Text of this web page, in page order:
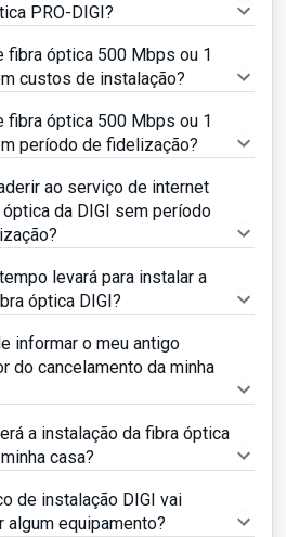
PRO-DIGI?
fibra óptica 500 Mbps ou 1
custos de instalação?
fibra óptica 500 Mbps ou 1
período de fidelização?
ao serviço de internet
da DIGI sem período
levará para instalar a
óptica DIGI?
informar o meu antigo
do cancelamento da minha
a instalação da fibra óptica
casa?
de instalação DIGI vai
algum equipamento?